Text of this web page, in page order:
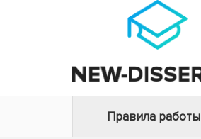
Правила работы